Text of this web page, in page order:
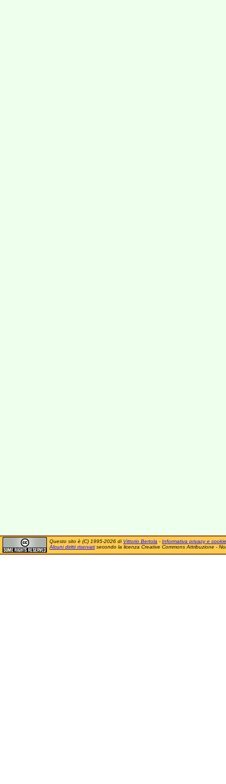
Questo sito è (C) 1995-2026 di Vittorio Bertola - Informativa privacy e cookie
Alcuni diritti riservatisecondo la licenza Creative Commons Attribuzione -